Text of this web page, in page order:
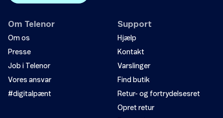
Om Telenor
Om os
Presse
Job i Telenor
Vores ansvar
#digitalpænt
Support
Hjælp
Kontakt
Varslinger
Find butik
Retur- og fortrydelsesret
Opret retur